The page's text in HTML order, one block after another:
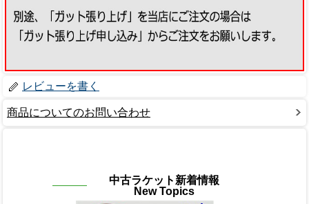
レビューを書く
商品についてのお問い合わせ
中古ラケット新着情報
New Topics